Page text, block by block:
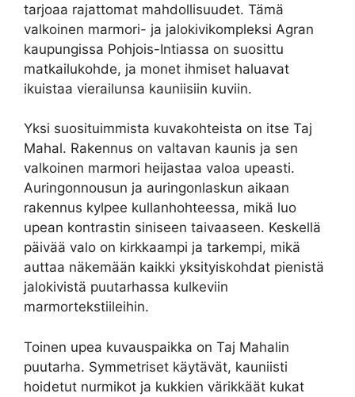
tarjoaa rajattomat mahdollisuudet. Tämä
valkoinen marmori- ja jalokivikompleksi Agran
kaupungissa Pohjois-Intiassa on suosittu
matkailukohde, ja monet ihmiset haluavat
ikuistaa vierailunsa kauniisiin kuviin.
Yksi suosituimmista kuvakohteista on itse Taj
Mahal. Rakennus on valtavan kaunis ja sen
valkoinen marmori heijastaa valoa upeasti.
Auringonnousun ja auringonlaskun aikaan
rakennus kylpee kullanhohteessa, mikä luo
upean kontrastin siniseen taivaaseen. Keskellä
päivää valo on kirkkaampi ja tarkempi, mikä
auttaa näkemään kaikki yksityiskohdat pienistä
jalokivistä puutarhassa kulkeviin
marmortekstiileihin.
Toinen upea kuvauspaikka on Taj Mahalin
puutarha. Symmetriset käytävät, kauniisti
hoidetut nurmikot ja kukkien värikkäät kukat